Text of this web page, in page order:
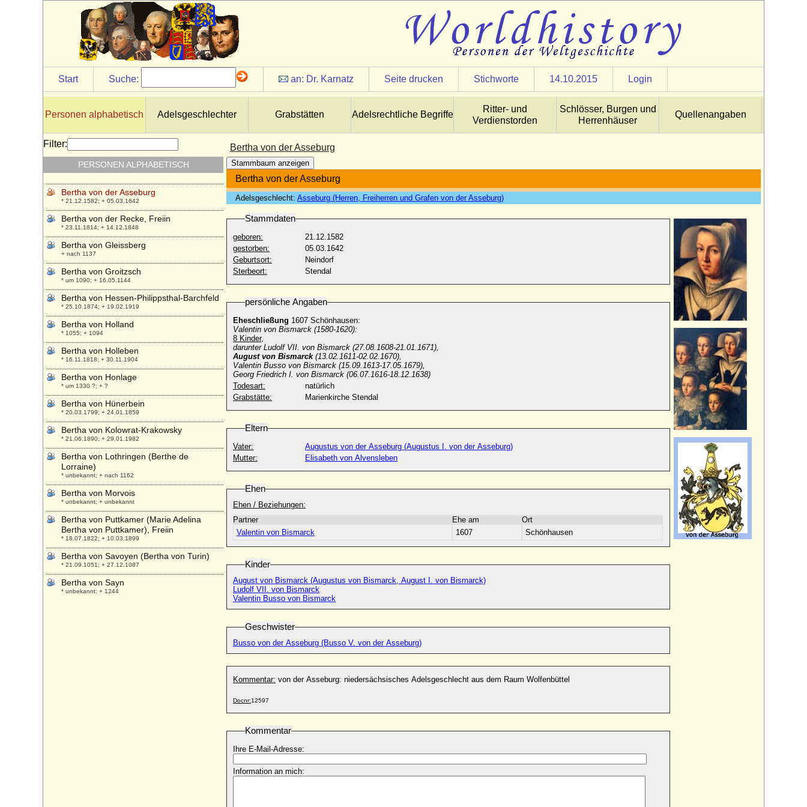
Start Suche: an: Dr. Karnatz Seite drucken Stichworte 14.10.2015 Login
Personen alphabetisch Adelsgeschlechter Grabstätten Adelsrechtliche Begriffe
Ritter- und
Verdienstorden
Schlösser, Burgen und
Herrenhäuser
Quellenangaben
Bertha von der Asseburg
Stammbaum anzeigen
Bertha von der Asseburg
Adelsgeschlecht: Asseburg (Herren, Freiherren und Grafen von der Asseburg)
Stammdaten
geboren:
21.12.1582
gestorben:
05.03.1642
Geburtsort:
Neindorf
Sterbeort:
Stendal
persönliche Angaben
Eheschließung 1607 Schönhausen:
Valentin von Bismarck (1580-1620):
8 Kinder,
darunter Ludolf VII. von Bismarck (27.08.1608-21.01.1671),
August von Bismarck(13.02.1611-02.02.1670),
Valentin Busso von Bismarck (15.09.1613-17.05.1679),
Georg Friedrich I. von Bismarck (06.07.1616-18.12.1638)
Todesart:
natürlich
Grabstätte:
Marienkirche Stendal
Eltern
Vater:
Augustus von der Asseburg (Augustus I. von der Asseburg)
Mutter:
Elisabeth von Alvensleben
Ehen
Ehen / Beziehungen:
Partner
Ehe am
Ort
Valentin von Bismarck
1607 Schönhausen
Kinder
August von Bismarck (Augustus von Bismarck, August I. von Bismarck)
Ludolf VII. von Bismarck
Valentin Busso von Bismarck
Geschwister
Busso von der Asseburg (Busso V. von der Asseburg)
Kommentar: von der Asseburg: niedersächsisches Adelsgeschlecht aus dem Raum Wolfenbüttel
Docnr:12597
Kommentar
Ihre E-Mail-Adresse:
Information an mich:
Filter:
PERSONEN ALPHABETISCH
* 10.05.1775; + 02.10.1833
Bertha Sophie von Krosigk
Bertha Sophie von Saldern (Bartha Sophie
von Saldern)
+ 03.06.1670
Bertha von Bischoffwerder
* 19.06.1799; + 26.07.1823
Bertha von Brause
* 03.06.1807; + 01.05.1845
Bertha von Burgund
* 967; + nach 1010
Bertha von der Asseburg
* 21.12.1582; + 05.03.1642
Bertha von der Recke, Freiin
* 23.11.1814; + 14.12.1848
Bertha von Gleissberg
+ nach 1137
Bertha von Groitzsch
* um 1090; + 16.05.1144
Bertha von Hessen-Philippsthal-Barchfeld
* 25.10.1874; + 19.02.1919
Bertha von Holland
* 1055; + 1094
Bertha von Holleben
* 16.11.1818; + 30.11.1904
Bertha von Honlage
* um 1330 ?; + ?
Bertha von Hünerbein
* 20.03.1799; + 24.01.1859
Bertha von Kolowrat-Krakowsky
* 21.06.1890; + 29.01.1982
Bertha von Lothringen (Berthe de
Lorraine)
* unbekannt; + nach 1162
Bertha von Morvois
* unbekannt; + unbekannt
Bertha von Puttkamer (Marie Adelina
Bertha von Puttkamer), Freiin
* 18.07.1822; + 10.03.1899
Bertha von Savoyen (Bertha von Turin)
* 21.09.1051; + 27.12.1087
Bertha von Sayn
* unbekannt; + 1244